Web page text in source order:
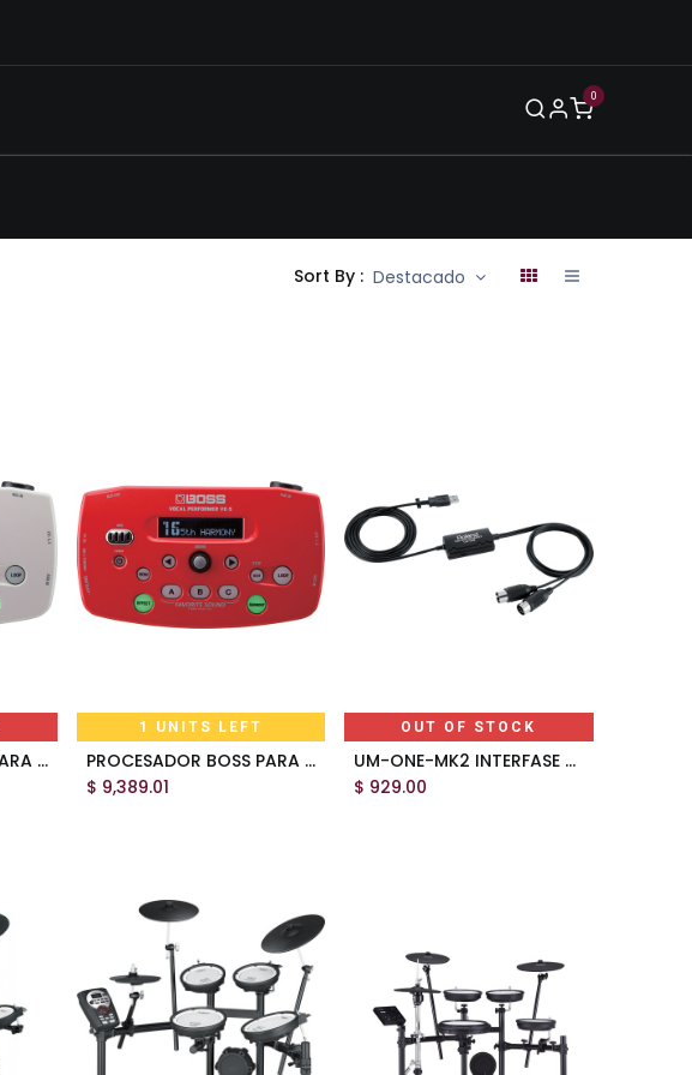
0
Sort By : Destacado
PROCESADOR BOSS PARA VOZ VE-5-WH
1 UNITS LEFT
Add to Cart
PROCESADOR BOSS PARA VOZ VE-5 -RD
$ 9,389.01
OUT OF STOCK
UM-ONE-MK2 INTERFASE ROLAND
$ 929.00